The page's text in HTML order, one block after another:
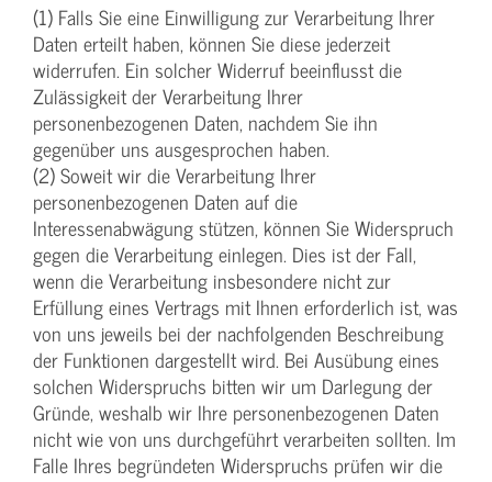
(1) Falls Sie eine Einwilligung zur Verarbeitung Ihrer
Daten erteilt haben, können Sie diese jederzeit
widerrufen. Ein solcher Widerruf beeinflusst die
Zulässigkeit der Verarbeitung Ihrer
personenbezogenen Daten, nachdem Sie ihn
gegenüber uns ausgesprochen haben.
(2) Soweit wir die Verarbeitung Ihrer
personenbezogenen Daten auf die
Interessenabwägung stützen, können Sie Widerspruch
gegen die Verarbeitung einlegen. Dies ist der Fall,
wenn die Verarbeitung insbesondere nicht zur
Erfüllung eines Vertrags mit Ihnen erforderlich ist, was
von uns jeweils bei der nachfolgenden Beschreibung
der Funktionen dargestellt wird. Bei Ausübung eines
solchen Widerspruchs bitten wir um Darlegung der
Gründe, weshalb wir Ihre personenbezogenen Daten
nicht wie von uns durchgeführt verarbeiten sollten. Im
Falle Ihres begründeten Widerspruchs prüfen wir die